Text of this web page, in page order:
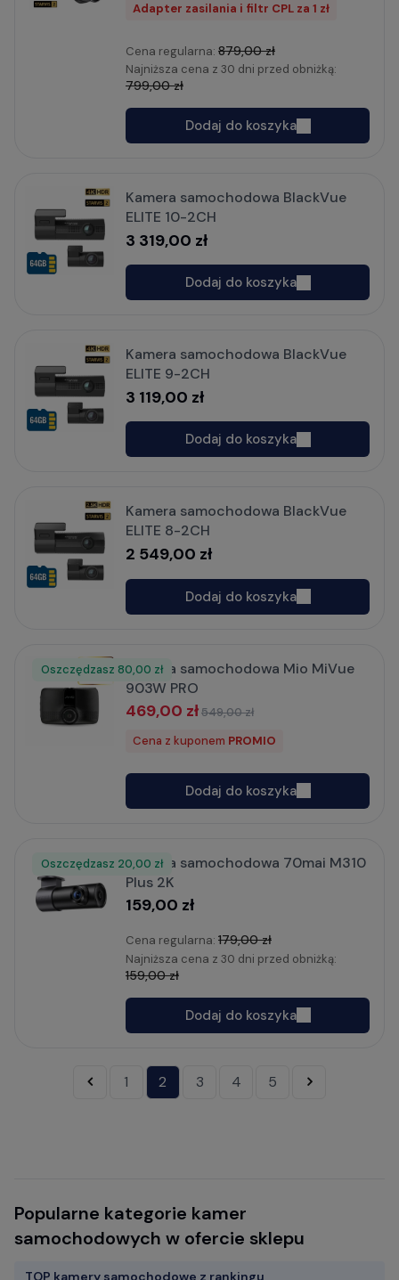
Adapter zasilania i filtr CPL za 1 zł
Cena regularna: 879,00 zł
Najniższa cena z 30 dni przed obniżką:
799,00 zł
Dodaj do koszyka
Kamera samochodowa BlackVue
ELITE 10-2CH
3 319,00 zł
Dodaj do koszyka
Kamera samochodowa BlackVue
ELITE 9-2CH
3 119,00 zł
Dodaj do koszyka
Kamera samochodowa BlackVue
ELITE 8-2CH
2 549,00 zł
Dodaj do koszyka
Kamera samochodowa Mio MiVue
903W PRO
469,00 zł549,00 zł
Cena z kuponem PROMIO
Oszczędzasz 80,00 zł
Dodaj do koszyka
Kamera samochodowa 70mai M310
Plus 2K
159,00 zł
Oszczędzasz 20,00 zł
Cena regularna: 179,00 zł
Najniższa cena z 30 dni przed obniżką:
159,00 zł
Dodaj do koszyka
Rabat Nowość
« 1 2 3 4 5 »
Popularne kategorie kamer
samochodowych w ofercie sklepu
TOP kamery samochodowe z rankingu